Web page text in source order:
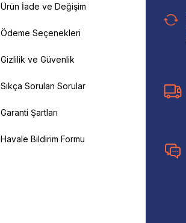
Ürün İade ve Değişim
Ödeme Seçenekleri
Gizlilik ve Güvenlik
Sıkça Sorulan Sorular
Garanti Şartları
Havale Bildirim Formu